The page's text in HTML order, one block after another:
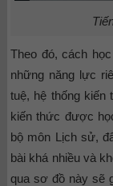
Theo đó, cách
những năng lực
tuệ, hệ thống kiến
kiến thức được
bộ môn Lịch sử,
bài khá nhiều và
qua sơ đồ này sẽ